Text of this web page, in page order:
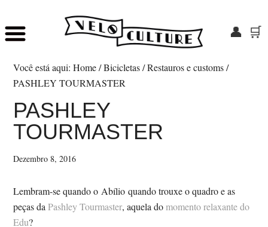
Skip
main
content
Saltar
rodapé
Você está aqui:Home /Bicicletas /Restauros e customs /
PASHLEY TOURMASTER
PASHLEY
TOURMASTER
Dezembro 8, 2016
Lembram-se quando o Abílio quando trouxe o quadro e as
peças daPashley Tourmaster, aquela domomento relaxante do
Edu?
👤 🛒